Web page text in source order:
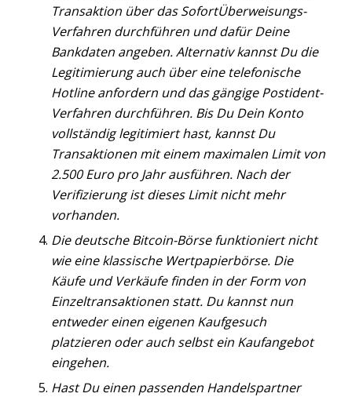
Transaktion über das SofortÜberweisungs-
Verfahren durchführen und dafür Deine
Bankdaten angeben. Alternativ kannst Du die
Legitimierung auch über eine telefonische
Hotline anfordern und das gängige Postident-
Verfahren durchführen. Bis Du Dein Konto
vollständig legitimiert hast, kannst Du
Transaktionen mit einem maximalen Limit von
2.500 Euro pro Jahr ausführen. Nach der
Verifizierung ist dieses Limit nicht mehr
vorhanden.
Die deutsche Bitcoin-Börse funktioniert nicht
wie eine klassische Wertpapierbörse. Die
Käufe und Verkäufe finden in der Form von
Einzeltransaktionen statt. Du kannst nun
entweder einen eigenen Kaufgesuch
platzieren oder auch selbst ein Kaufangebot
eingehen.
Hast Du einen passenden Handelspartner